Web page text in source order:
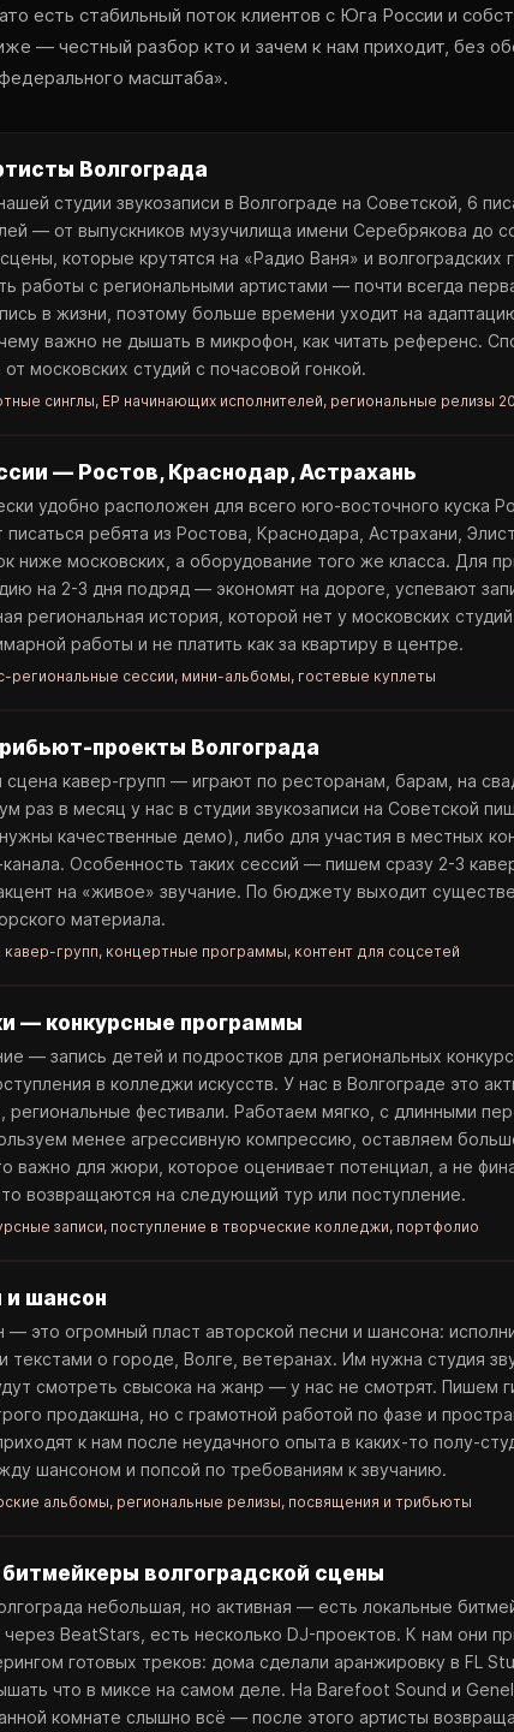
есть стабильный поток клиентов с Юга России и
— честный разбор кто и зачем к нам приходит, без
масштаба».
Волгограда
студии звукозаписи в Волгограде на Советской, 6
— от выпускников музучилища имени Серебрякова до
которые крутятся на «Радио Ваня» и волгоградских
работы с региональными артистами — почти всегда
в жизни, поэтому больше времени уходит на
важно не дышать в микрофон, как читать референс.
московских студий с почасовой гонкой.
синглы, EP начинающих исполнителей, региональные релизы
— Ростов, Краснодар, Астрахань
удобно расположен для всего юго-восточного куска
ребята из Ростова, Краснодара, Астрахани,
ниже московских, а оборудование того же класса. Для
на 2-3 дня подряд — экономят на дороге, успевают
региональная история, которой нет у московских
работы и не платить как за квартиру в центре.
региональные сессии, мини-альбомы, гостевые куплеты
проекты Волгограда
сцена кавер-групп — играют по ресторанам, барам, на
раз в месяц у нас в студии звукозаписи на Советской
качественные демо), либо для участия в местных
Особенность таких сессий — пишем сразу 2-3
на «живое» звучание. По бюджету выходит
материала.
групп, концертные программы, контент для соцсетей
— конкурсные программы
— запись детей и подростков для региональных
в колледжи искусств. У нас в Волгограде это
региональные фестивали. Работаем мягко, с длинными
менее агрессивную компрессию, оставляем
важно для жюри, которое оценивает потенциал, а не
возвращаются на следующий тур или поступление.
записи, поступление в творческие колледжи, портфолио
и шансон
— это огромный пласт авторской песни и шансона:
текстами о городе, Волге, ветеранах. Им нужна студия
смотреть свысока на жанр — у нас не смотрят. Пишем
продакшна, но с грамотной работой по фазе и
к нам после неудачного опыта в каких-то полу-
шансоном и попсой по требованиям к звучанию.
альбомы, региональные релизы, посвящения и трибьюты
волгоградской сцены
небольшая, но активная — есть локальные
BeatStars, есть несколько DJ-проектов. К нам они
готовых треков: дома сделали аранжировку в FL
что в миксе на самом деле. На Barefoot Sound и
комнате слышно всё — после этого артисты